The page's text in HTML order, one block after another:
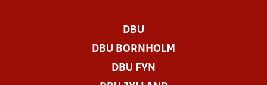
DBU
DBU BORNHOLM
DBU FYN